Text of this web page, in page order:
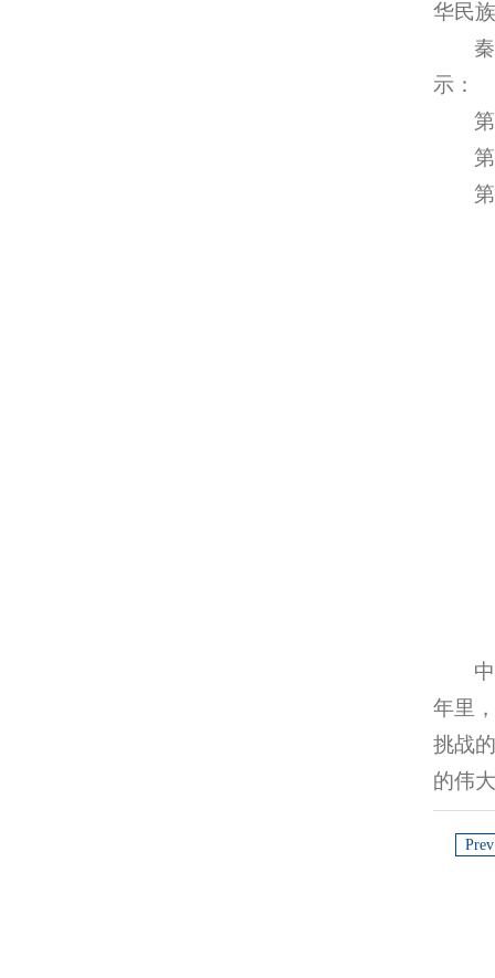
华民
示：
年里
挑战
的伟
Prev